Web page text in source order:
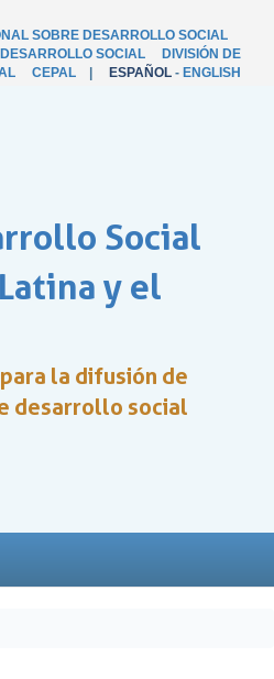
SOBRE DESARROLLO SOCIAL
SOCIAL
DIVISIÓN DE
CEPAL ESPAÑOL - ENGLISH
Social
y el
la difusión de
desarrollo social